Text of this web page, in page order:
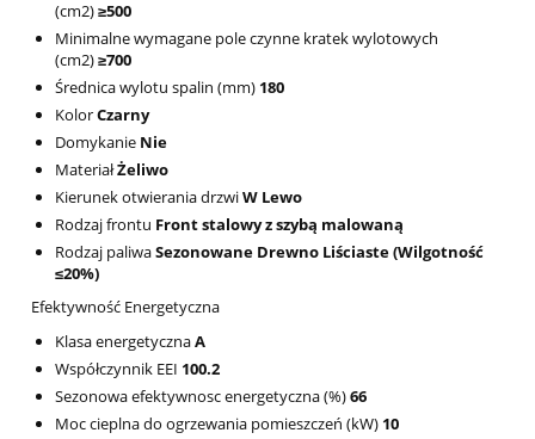
(cm2)≥500
Minimalne wymagane pole czynne kratek wylotowych
(cm2)≥700
Średnica wylotu spalin (mm) 180
KolorCzarny
Domykanie Nie
MateriałŻeliwo
Kierunek otwierania drzwiW Lewo
Rodzaj frontu Front stalowy z szybą malowaną
Rodzaj paliwaSezonowane Drewno Liściaste (Wilgotność
≤20%)
Efektywność Energetyczna
Klasa energetycznaA
Współczynnik EEI 100.2
Sezonowa efektywnosc energetyczna (%)66
Moc cieplna do ogrzewania pomieszczeń (kW) 10